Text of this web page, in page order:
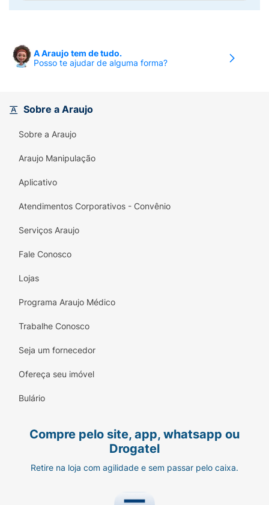
com maior área de cobertura e extra
evitando que ele se desloque com o
de controle que reduz o risco de odores
indesejáveis;
Dry Fast Core™ - Núcleo de secagem rápida
que absorve e retém o líquido mais
rapidamente;
Superfície com toque de tecido - Maior
menstrual garante segurança e excelente
Os componentes são atóxicos e pré-
testados.
A Araujo tem de tudo.
Posso te ajudar de alguma forma?
Sobre a Araujo
Sobre a Araujo
Araujo Manipulação
Aplicativo
Atendimentos Corporativos - Convênio
Serviços Araujo
Fale Conosco
Lojas
Programa Araujo Médico
Trabalhe Conosco
Seja um fornecedor
Ofereça seu imóvel
Bulário
Compre pelo site, app, whatsapp ou
Drogatel
Retire na loja com agilidade e sem passar pelo caixa.